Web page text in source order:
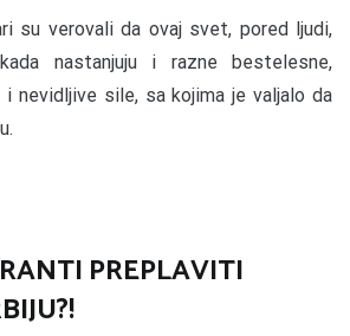
su verovali da ovaj svet, pored ljudi,
nastanjuju i razne bestelesne,
i nevidljive sile, sa kojima je valjalo da
PREPLAVITI